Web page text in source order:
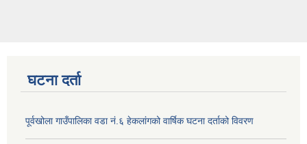
घटना दर्ता
पूर्वखोला गाउँपालिका वडा नं.६ हेकलांगको वार्षिक घटना दर्ताको विवरण